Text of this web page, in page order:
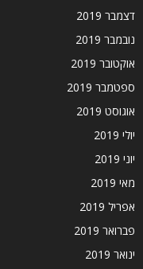
דצמבר 2019
נובמבר 2019
אוקטובר 2019
ספטמבר 2019
אוגוסט 2019
יולי 2019
יוני 2019
מאי 2019
אפריל 2019
פברואר 2019
ינואר 2019